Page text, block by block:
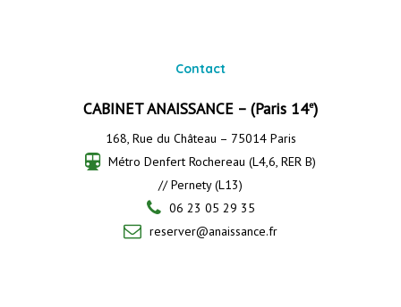
Contact
CABINET ANAISSANCE – (Paris 14e)
168, Rue du Château – 75014 Paris
Métro Denfert Rochereau (L4,6, RER B)
// Pernety (L13)
06 23 05 29 35
reserver@anaissance.fr